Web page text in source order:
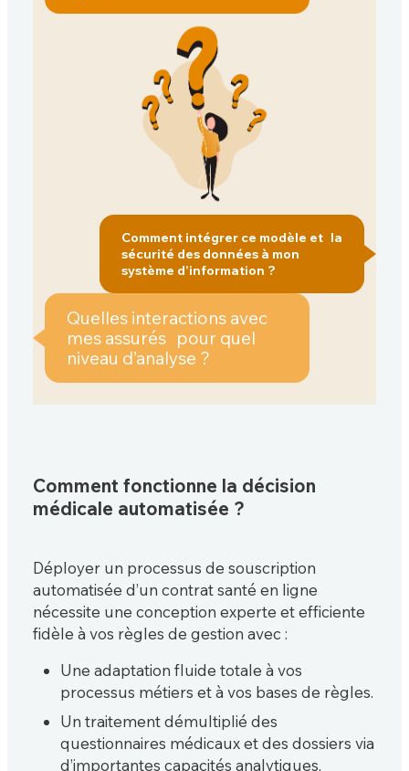
Comment intégrer ce modèle et la
sécurité des données à mon
système d’information ?
Quelles interactions avec
mes assurés pour quel
niveau d’analyse ?
Comment fonctionne la décision
médicale automatisée ?
Déployer un processus de souscription
automatisée d’un contrat santé en ligne
nécessite une conception experte et efficiente
fidèle à vos règles de gestion avec :
Une adaptation fluide totale à vos
processus métiers et à vos bases de règles.
Un traitement démultiplié des
questionnaires médicaux et des dossiers via
d’importantes capacités analytiques.